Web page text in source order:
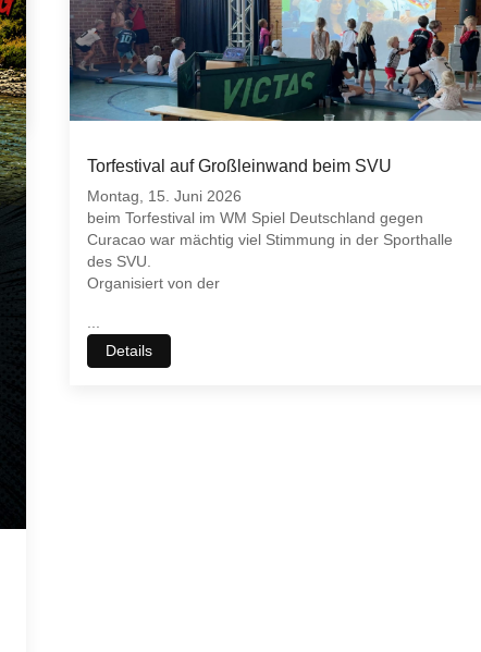
Torfestival auf Großleinwand beim SVU
Montag, 15. Juni 2026
beim Torfestival im WM Spiel Deutschland gegen
Curacao war mächtig viel Stimmung in der Sporthalle
des SVU.
Organisiert von der
...
Details